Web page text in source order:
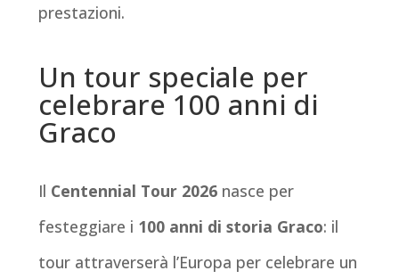
prestazioni.
Un tour speciale per
celebrare 100 anni di
Graco
Il Centennial Tour 2026nasce per
festeggiare i 100 anni di storia Graco: il
tour attraverserà l’Europa per celebrare un